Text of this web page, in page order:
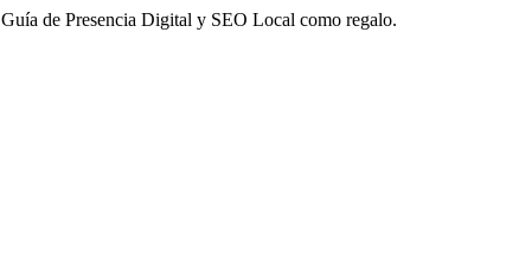
Guía de Presencia Digital y SEO Local como regalo.